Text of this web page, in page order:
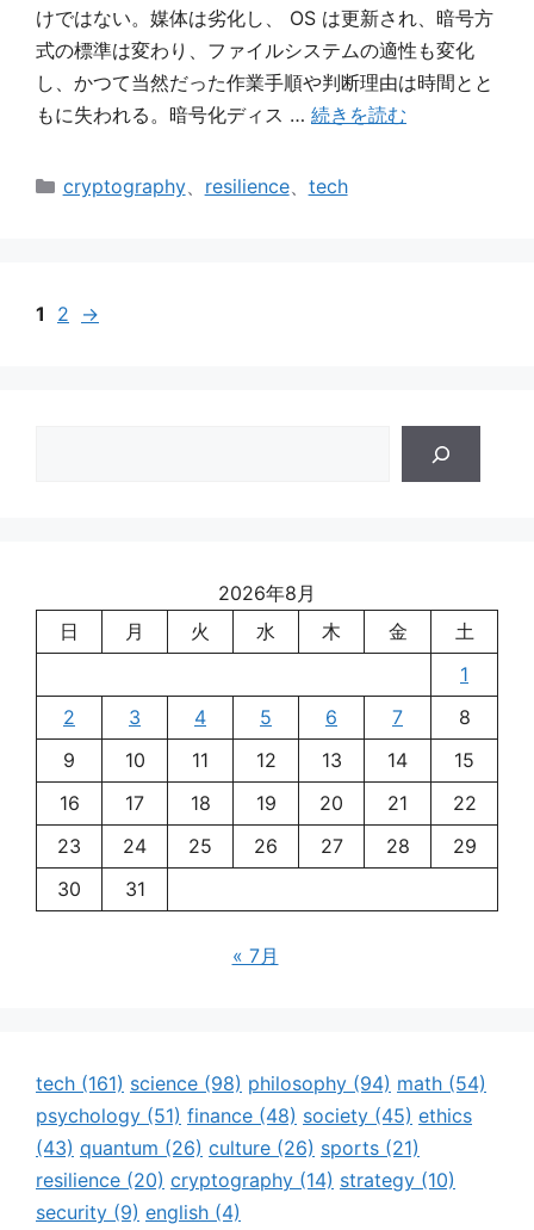
けではない。媒体は劣化し、 OS は更新され、暗号方
式の標準は変わり、ファイルシステムの適性も変化
し、かつて当然だった作業手順や判断理由は時間とと
もに失われる。暗号化ディス … 続きを読む
カ
cryptography、 resilience、 tech
1 2 →
2026年8月
日
月 火 水 木 金
土
1
2
3 4 5 6 7
8
9
10 11 12 13 14
15
16
17 18 19 20 21
22
23
24 25 26 27 28
29
30
31
« 7月
tech (161) science (98) philosophy (94) math (54)
psychology (51) finance (48) society (45) ethics
(43) quantum (26) culture (26) sports (21)
resilience (20) cryptography (14) strategy (10)
security (9) english (4)